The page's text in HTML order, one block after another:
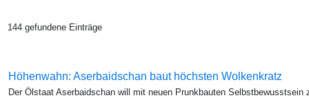
144 gefundene Einträge
Höhenwahn: Aserbaidschan baut höchsten Wolkenkratz
Der Ölstaat Aserbaidschan will mit neuen Prunkbauten Selbstbewusstsein